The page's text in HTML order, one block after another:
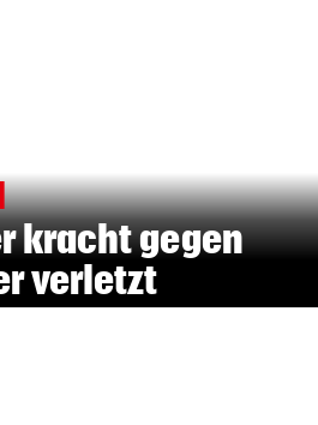
kracht gegen
verletzt